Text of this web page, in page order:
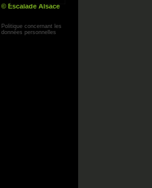
© Escalade Alsace
Politique concernant les
données personnelles